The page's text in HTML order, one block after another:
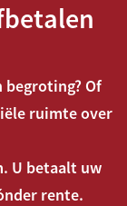
begroting? Of
ruimte over
U betaalt uw
rente.